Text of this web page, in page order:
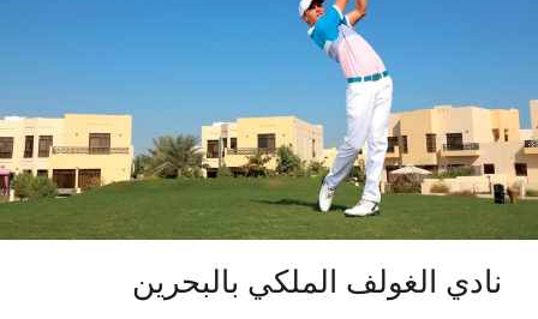
نادي الغولف الملكي بالبحرين